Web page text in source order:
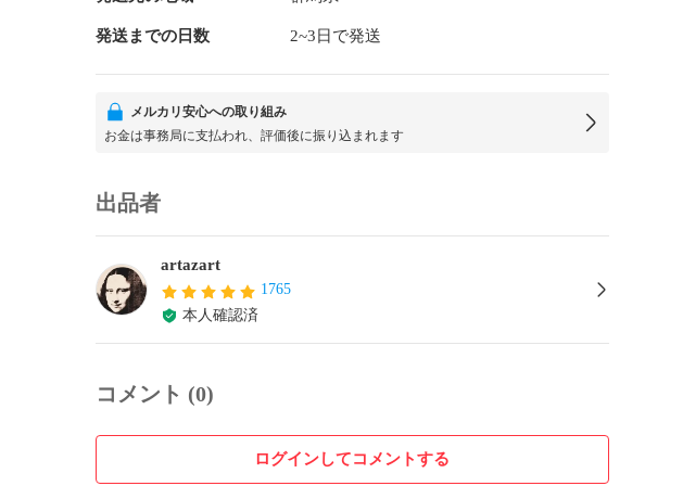
発送までの日数 2~3日で発送
メルカリ安心への取り組み
お金は事務局に支払われ、評価後に振り込まれます
出品者
artazart
1765
本人確認済
コメント (0)
ログインしてコメントする